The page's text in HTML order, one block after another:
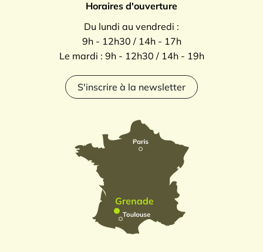
Horaires d'ouverture
Du lundi au vendredi :
9h - 12h30 / 14h - 17h
Le mardi : 9h - 12h30 / 14h - 19h
S'inscrire à la newsletter